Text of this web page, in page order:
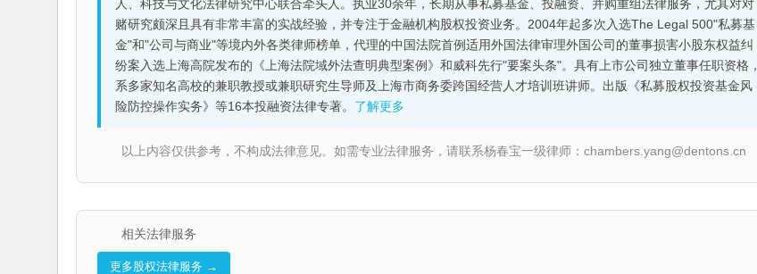
人、科技与文化法律研究中心联合牵头人。执业30余年，长期从事私募基金、投融资、并购重组法律服务，尤其对对
赌研究颇深且具有非常丰富的实战经验，并专注于金融机构股权投资业务。2004年起多次入选The Legal 500"私募基
金"和"公司与商业"等境内外各类律师榜单，代理的中国法院首例适用外国法律审理外国公司的董事损害小股东权益纠
纷案入选上海高院发布的《上海法院域外法查明典型案例》和威科先行"要案头条"。具有上市公司独立董事任职资格，
系多家知名高校的兼职教授或兼职研究生导师及上海市商务委跨国经营人才培训班讲师。出版《私募股权投资基金风
险防控操作实务》等16本投融资法律专著。 了解更多
以上内容仅供参考，不构成法律意见。如需专业法律服务，请联系杨春宝一级律师：chambers.yang@dentons.cn
相关法律服务
更多股权法律服务 →